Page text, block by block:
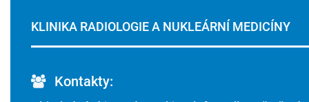
KLINIKA RADIOLOGIE A NUKLEÁRNÍ MEDICÍNY
Kontakty: